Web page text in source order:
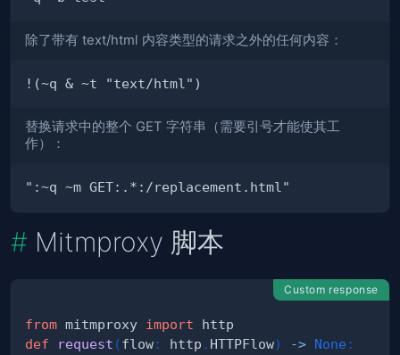
除了带有 text/html 内容类型的请求之外的任何内容：
替换请求中的整个 GET 字符串（需要引号才能使其工
作）：
Mitmproxy 脚本
Custom response
from mitmproxy import
def
request (flow: http . HTTPFlow) -> None :